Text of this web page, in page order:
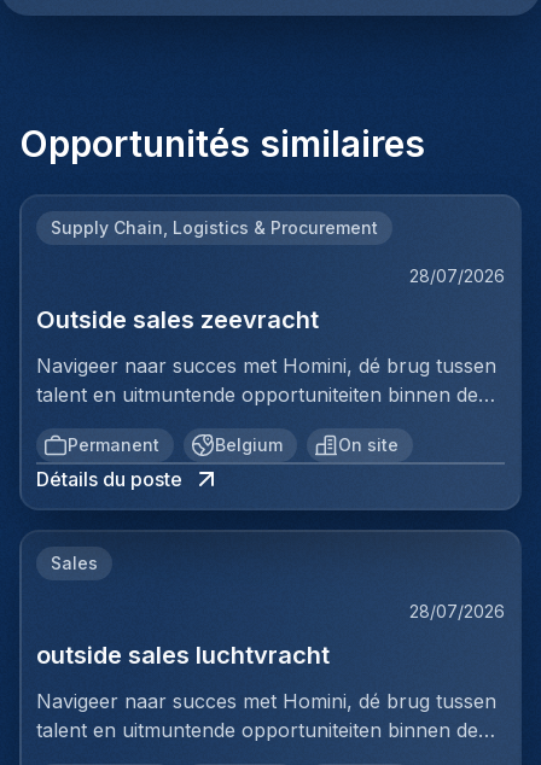
Opportunités similaires
Supply Chain, Logistics & Procurement
28/07/2026
Outside sales zeevracht
Navigeer naar succes met Homini, dé brug tussen
talent en uitmuntende opportuniteiten binnen de
arbeidsmarkt.Als voorloper in wervingsdiensten,
matchen we toptalent met topbedrijven in diverse
sectoren. Met onze expertise en toewijding streven
we naar duurzame relaties en succesvolle
we vinden de perfecte match, keer op keer.Voor
Sales ZeevrachtJouw verantwoordelijkheden:In
deze commerciële functie ben je verantwoordelijk
klantenportefeuille binnen internationale expeditie.
Je gaat actief op zoek naar nieuwe
Permanent Belgium On site
Détails du poste
Sales
28/07/2026
outside sales luchtvracht
Navigeer naar succes met Homini, dé brug tussen
talent en uitmuntende opportuniteiten binnen de
arbeidsmarkt. Als voorloper in wervingsdiensten,